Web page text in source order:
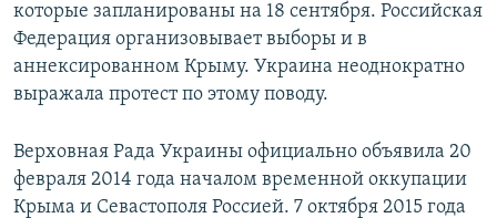
которые запланированы на 18 сентября. Российская
Федерация организовывает выборы и в
аннексированном Крыму. Украина неоднократно
выражала протест по этому поводу.
Верховная Рада Украины официально объявила 20
февраля 2014 года началом временной оккупации
Крыма и Севастополя Россией. 7 октября 2015 года